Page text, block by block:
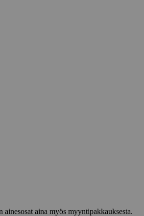
aina myös myyntipakkauksesta.